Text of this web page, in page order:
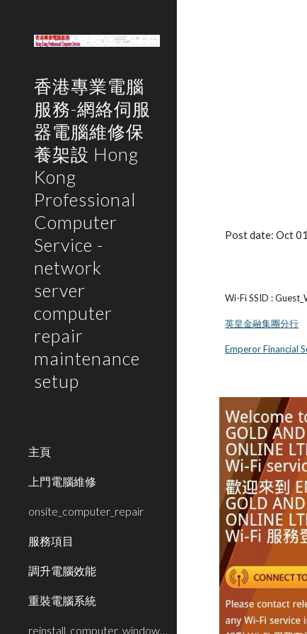
香港專業電腦
服務-網絡伺服
器電腦維修保
養架設 Hong
Kong
Professional
Computer
Service -
network
server
computer
repair
maintenance
setup
主頁
上門電腦維修
onsite_computer_repair
服務項目
調升電腦效能
重裝電腦系統
Post date: Oct
Wi-Fi SSID :
英皇金融集團分行
Emperor Financial